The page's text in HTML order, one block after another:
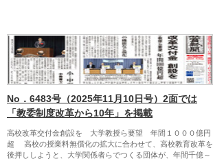
No．6483号（2025年11月10日号）2面では
「教委制度改革から10年」を掲載
高校改革交付金創設を 大学教授ら要望 年間１０００億円
超 高校の授業料無償化の拡大に合わせて、高校教育改革を
後押ししようと、大学関係者らでつくる団体が、年間千億～